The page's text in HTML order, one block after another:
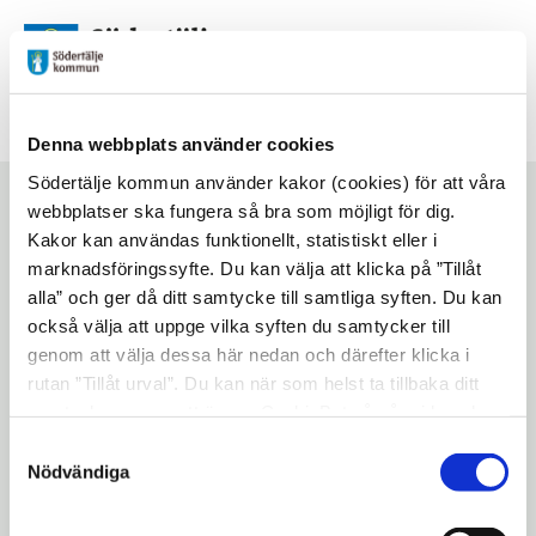
Denna webbplats använder cookies
Södertälje kommun använder kakor (cookies) för att våra
webbplatser ska fungera så bra som möjligt för dig.
Kakor kan användas funktionellt, statistiskt eller i
marknadsföringssyfte. Du kan välja att klicka på ”Tillåt
alla” och ger då ditt samtycke till samtliga syften. Du kan
också välja att uppge vilka syften du samtycker till
genom att välja dessa här nedan och därefter klicka i
rutan ”Tillåt urval”. Du kan när som helst ta tillbaka ditt
"Visa detaljer" kan du läsa om hur kakorna används och
hur vi och våra leverantörer inhämtar och behandlar
Nödvändiga
Futurum
Bibblans FILMKLUBB
6 år+
Start
/ Aktiviteter /Bibblans FILMKLUBB 6 år+
Kom och mys tillsammans med oss från
biblioteket med morgonbio i pyjamas! Vi